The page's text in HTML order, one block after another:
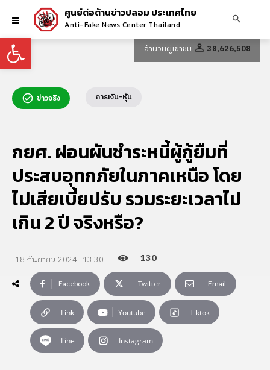
Open toolbar
ศูนย์ต่อต้านข่าวปลอม ประเทศไทย
Anti-Fake News Center Thailand
จำนวนผู้เข้าชม 38,626,508
ข่าวจริง การเงิน-หุ้น
กยศ. ผ่อนผันชำระหนี้ผู้กู้ยืมที่
ประสบอุทกภัยในภาคเหนือ โดย
ไม่เสียเบี้ยปรับ รวมระยะเวลาไม่
เกิน 2 ปี จริงหรือ?
18 กันยายน 2024 | 13:30 130
Facebook Twitter Email
Link Youtube Tiktok
Line Instagram